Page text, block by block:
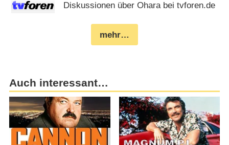
Diskussionen über Ohara bei tvforen.de
mehr…
Auch interessant…